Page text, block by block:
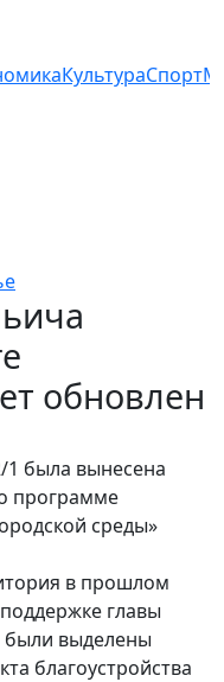
КультураСпорт
обновлен
1 была вынесена
программе
среды»
в прошлом
главы
были выделены
благоустройства